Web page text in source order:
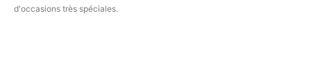
d'occasions très spéciales.